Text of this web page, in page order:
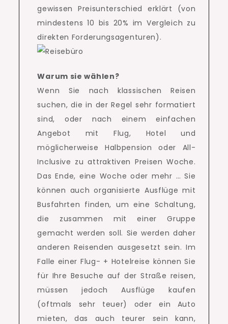
gewissen Preisunterschied erklärt (von
mindestens 10 bis 20% im Vergleich zu
direkten Forderungsagenturen).
Warum sie wählen?
Wenn Sie nach klassischen Reisen
suchen, die in der Regel sehr formatiert
sind, oder nach einem einfachen
Angebot mit Flug, Hotel und
möglicherweise Halbpension oder All-
Inclusive zu attraktiven Preisen Woche.
Das Ende, eine Woche oder mehr … Sie
können auch organisierte Ausflüge mit
Busfahrten finden, um eine Schaltung,
die zusammen mit einer Gruppe
gemacht werden soll. Sie werden daher
anderen Reisenden ausgesetzt sein.Im
Falle einer Flug- + Hotelreise können Sie
für Ihre Besuche auf der Straße reisen,
müssen jedoch Ausflüge kaufen
(oftmals sehr teuer) oder ein Auto
mieten, das auch teurer sein kann,